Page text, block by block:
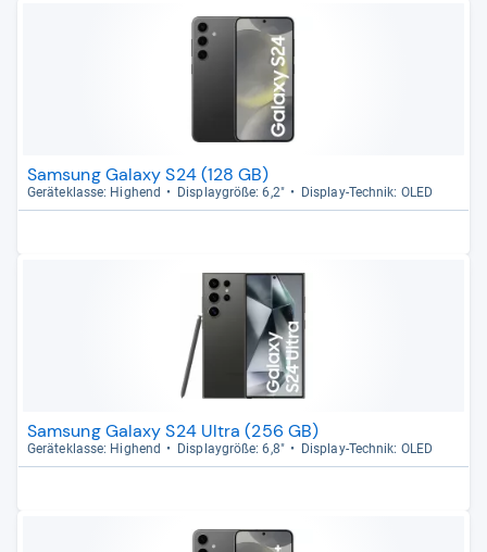
Samsung Galaxy S24 (128 GB)
Gerä­te­klasse: Hig­hend Dis­play­größe: 6,2" Dis­play-​Tech­nik: OLED
Samsung Galaxy S24 Ultra (256 GB)
Gerä­te­klasse: Hig­hend Dis­play­größe: 6,8" Dis­play-​Tech­nik: OLED